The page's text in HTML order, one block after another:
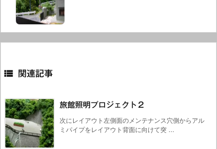
 関連記事
旅館照明プロジェクト２
次にレイアウト左側面のメンテナンス穴側からアル
ミパイプをレイアウト背面に向けて突 ...